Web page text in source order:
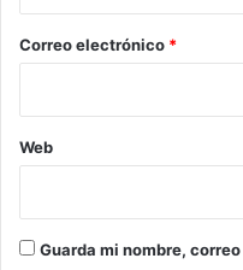
*
Correo electrónico *
Web
Guarda mi nombre,